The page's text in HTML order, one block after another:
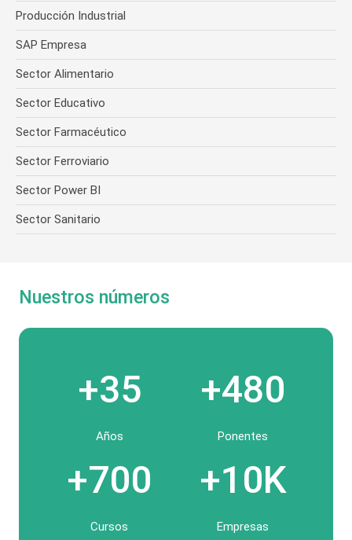
Producción Industrial
SAP Empresa
Sector Alimentario
Sector Educativo
Sector Farmacéutico
Sector Ferroviario
Sector Power BI
Sector Sanitario
Nuestros números
+35
Años
+480
Ponentes
+700
Cursos
+10K
Empresas